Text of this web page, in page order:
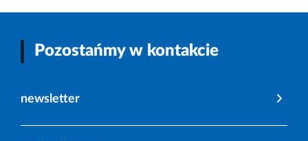
Pozostańmy w kontakcie
newsletter